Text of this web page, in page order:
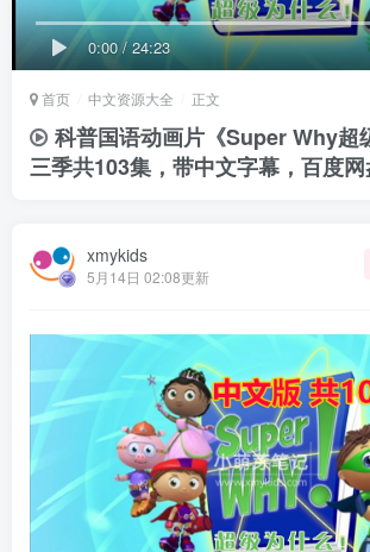
0:00/24:23
首页 中文资源大全 正文
科普国语动画片《Super Why超
三季共103集，带中文字幕，百度网
xmykids
5月14日 02:08更新